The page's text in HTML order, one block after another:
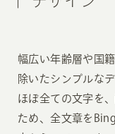
幅広い年齢層や国
除いたシンプルな
ほぼ全ての文字を
ため、全文章を